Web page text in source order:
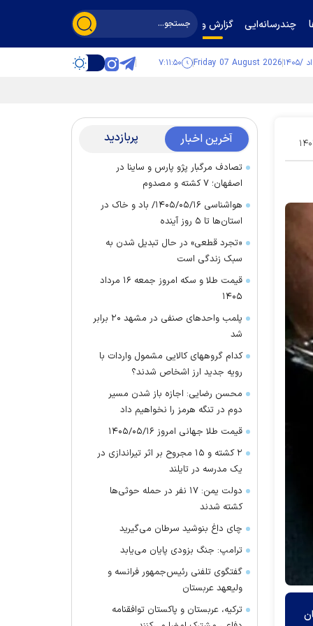
چندرسانه‌ایی گزارش و گفت‌وگو
Friday 07 August 2026 ۷:۱۱:۵۱
۲۶ آخرین اخبار پربازدید
تصادف مرگبار پژو پارس و ساینا در
اصفهان؛ ۷ کشته و مصدوم
هواشناسی ۱۴۰۵/۰۵/۱۶/ باد و خاک در
استان‌ها تا ۵ روز آینده
«تجرد قطعی» در حال تبدیل شدن به
سبک زندگی است
قیمت طلا و سکه امروز جمعه ۱۶ مرداد
۱۴۰۵
پلمب واحدهای صنفی در مشهد ۲۰ برابر
شد
کدام گروههای کالایی مشمول واردات با
رویه جدید ارز اشخاص شدند؟
محسن رضایی: اجازه باز شدن مسیر
دوم در تنگه هرمز را نخواهیم داد
قیمت طلا جهانی امروز ۱۴۰۵/۰۵/۱۶
۲ کشته و ۱۵ مجروح بر اثر تیراندازی در
یک مدرسه در تایلند
دولت یمن: ۱۷ نفر در حمله حوثی‌ها
کشته شدند
چای داغ بنوشید سرطان می‌گیرید
ترامپ: جنگ بزودی پایان می‌یابد
گفتگوی تلفنی رئیس‌جمهور فرانسه و
ولیعهد عربستان
ترکیه، عربستان و پاکستان توافقنامه